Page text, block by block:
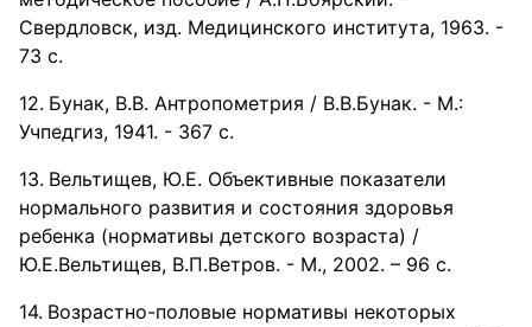
Свердловск, изд. Медицинского института, 1963. -
73 с.
Бунак, В.В. Антропометрия / В.В.Бунак. - М.:
Учпедгиз, 1941. - 367 с.
Вельтищев, Ю.Е. Объективные показатели
нормального развития и состояния здоровья
ребенка (нормативы детского возраста) /
Ю.Е.Вельтищев, В.П.Ветров. - М., 2002. – 96 с.
Возрастно-половые нормативы некоторых